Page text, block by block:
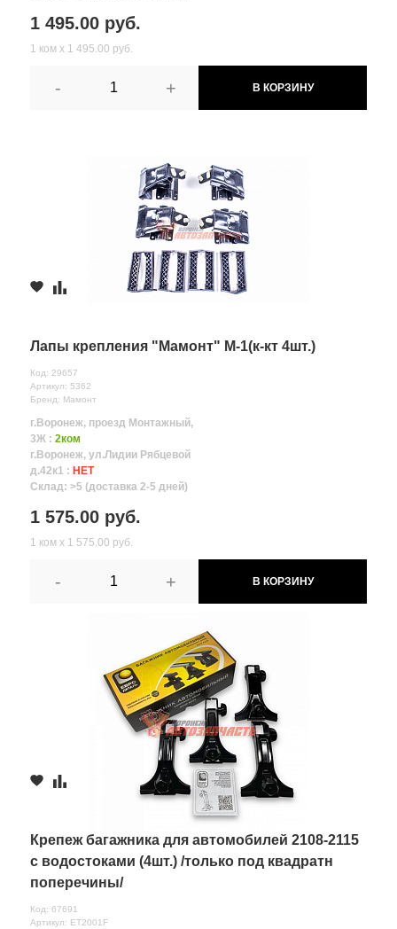
1 495.00 руб.
1 ком х 1 495.00 руб.
- + В КОРЗИНУ
Лапы крепления "Мамонт" М-1(к-кт 4шт.)
Код: 29657
Артикул: 5362
Бренд: Мамонт
г.Воронеж, проезд Монтажный,
3Ж : 2ком
г.Воронеж, ул.Лидии Рябцевой
д.42к1 : НЕТ
Склад: >5 (доставка 2-5 дней)
1 575.00 руб.
1 ком х 1 575.00 руб.
- + В КОРЗИНУ
Крепеж багажника для автомобилей 2108-2115
с водостоками (4шт.) /только под квадратн
поперечины/
Код: 67691
Артикул: ET2001F